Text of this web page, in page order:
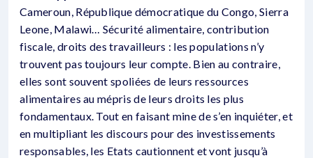
Cameroun, République démocratique du Congo, Sierra
Leone, Malawi… Sécurité alimentaire, contribution
fiscale, droits des travailleurs : les populations n’y
trouvent pas toujours leur compte. Bien au contraire,
elles sont souvent spoliées de leurs ressources
alimentaires au mépris de leurs droits les plus
fondamentaux. Tout en faisant mine de s’en inquiéter, et
en multipliant les discours pour des investissements
responsables, les Etats cautionnent et vont jusqu’à